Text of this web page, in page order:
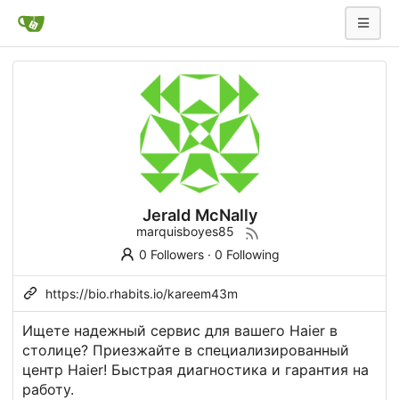
Jerald McNally
marquisboyes85
0 Followers· 0 Following
https://bio.rhabits.io/kareem43m
Ищете надежный сервис для вашего Haier в
столице? Приезжайте в специализированный
центр Haier! Быстрая диагностика и гарантия на
работу.